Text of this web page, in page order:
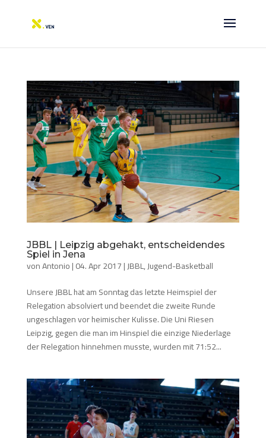
JBBL | Leipzig abgehakt, entscheidendes
Spiel in Jena
vonAntonio|04. Apr 2017|JBBL,Jugend-Basketball
Unsere JBBL hat am Sonntag das letzte Heimspiel der
Relegation absolviert und beendet die zweite Runde
ungeschlagen vor heimischer Kulisse. Die Uni Riesen
Leipzig, gegen die man im Hinspiel die einzige Niederlage
der Relegation hinnehmen musste, wurden mit 71:52...